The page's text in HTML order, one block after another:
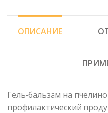
ОПИСАНИЕ
Гель-бальзам на
профилактический